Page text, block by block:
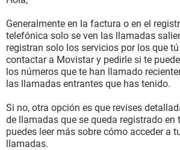
Generalmente en la factura o en el
telefónica solo se ven las llamadas
registran solo los servicios por los que
contactar a Movistar y pedirle si te
los números que te han llamado
las llamadas entrantes que has tenido.
Si no, otra opción es que revises
de llamadas que se queda registrado en
puedes leer más sobre cómo acceder a
llamadas.